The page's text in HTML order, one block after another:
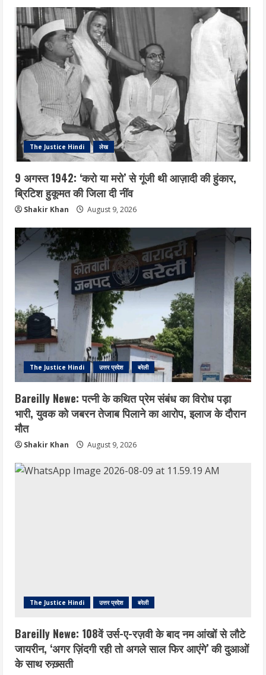
The Justice Hindi लेख
9 अगस्त 1942: ‘करो या मरो’ से गूंजी थी आज़ादी की हुंकार,
ब्रिटिश हुकूमत की जिला दी नींव
Shakir Khan August 9, 2026
The Justice Hindi उत्तर प्रदेश बरेली
Bareilly Newe: पत्नी के कथित प्रेम संबंध का विरोध पड़ा
भारी, युवक को जबरन तेजाब पिलाने का आरोप, इलाज के दौरान
मौत
Shakir Khan August 9, 2026
The Justice Hindi उत्तर प्रदेश बरेली
Bareilly Newe: 108वें उर्स-ए-रज़वी के बाद नम आंखों से लौटे
जायरीन, ‘अगर ज़िंदगी रही तो अगले साल फिर आएंगे’ की दुआओं
के साथ रुख़्सती